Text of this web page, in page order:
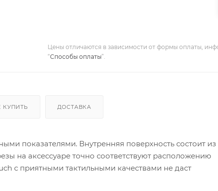
Цены отличаются в зависимости от формы оплаты,
“Способы оплаты”.
КУПИТЬ ДОСТАВКА
показателями. Внутренняя поверхность состоит из
на аксессуаре точно соответствуют расположению
с приятными тактильными качествами не даст